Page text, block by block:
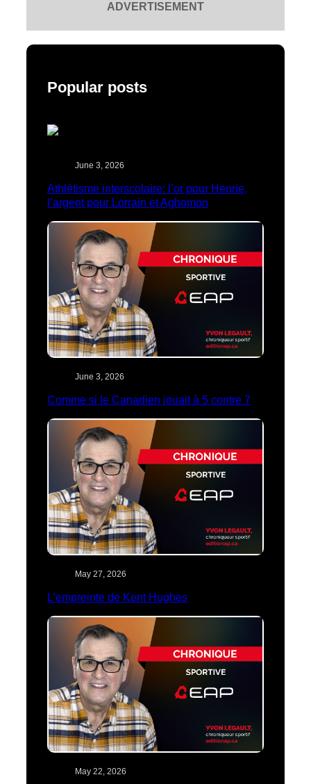
ADVERTISEMENT
Popular posts
June 3, 2026
Athlétisme interscolaire: l’or pour Henrie,
l’argent pour Lorrain et Aghomon
June 3, 2026
Comme si le Canadien jouait à 5 contre 7
May 27, 2026
L’empreinte de Kent Hughes
May 22, 2026